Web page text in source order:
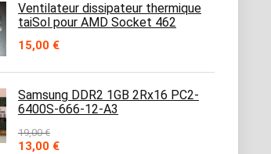
Ventilateur dissipateur thermique
taiSol pour AMD Socket 462
15,00 €
Samsung DDR2 1GB 2Rx16 PC2-
6400S-666-12-A3
19,00€
Le
13,00 €Le